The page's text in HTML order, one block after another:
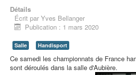
Détails
Écrit par Yves Bellanger
Publication : 1 mars 2020
Salle Handisport
Ce samedi les championnats de France
sont déroulés dans la salle d'Aubière.